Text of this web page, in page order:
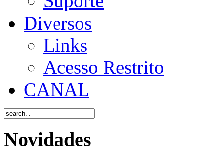
Diversos
Links
Acesso Restrito
CANAL
Novidades